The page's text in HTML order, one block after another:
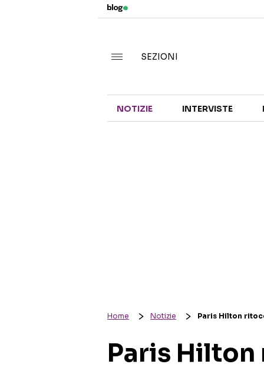
SEZIONI
NOTIZIE INTERVISTE
Home Notizie Paris Hilton
Paris